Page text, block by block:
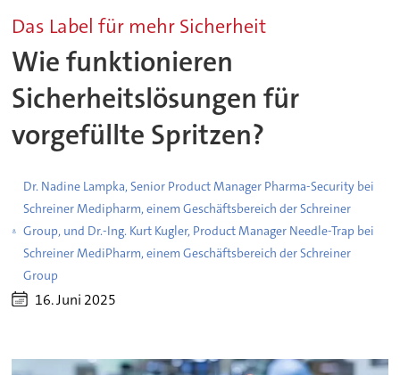
Das Label für mehr Sicherheit
Wie funktionieren
Sicherheitslösungen für
vorgefüllte Spritzen?
Dr. Nadine Lampka, Senior Product Manager Pharma-Security bei
Schreiner Medipharm, einem Geschäftsbereich der Schreiner
Group, und Dr.-Ing. Kurt Kugler, Product Manager Needle-Trap bei
Schreiner MediPharm, einem Geschäftsbereich der Schreiner
Group
16. Juni 2025